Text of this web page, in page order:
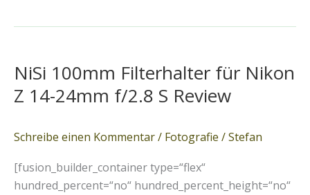
NiSi 100mm Filterhalter für Nikon
Z 14-24mm f/2.8 S Review
Schreibe einen Kommentar/ Fotografie /Stefan
[fusion_builder_container type=“flex“
hundred_percent=“no“ hundred_percent_height=“no“
Filterhalter
für
Nikon
14-
24mm
f/2.8